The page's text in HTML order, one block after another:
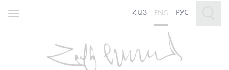
Toggle
navigation
ՀԱՅ ENG РУС